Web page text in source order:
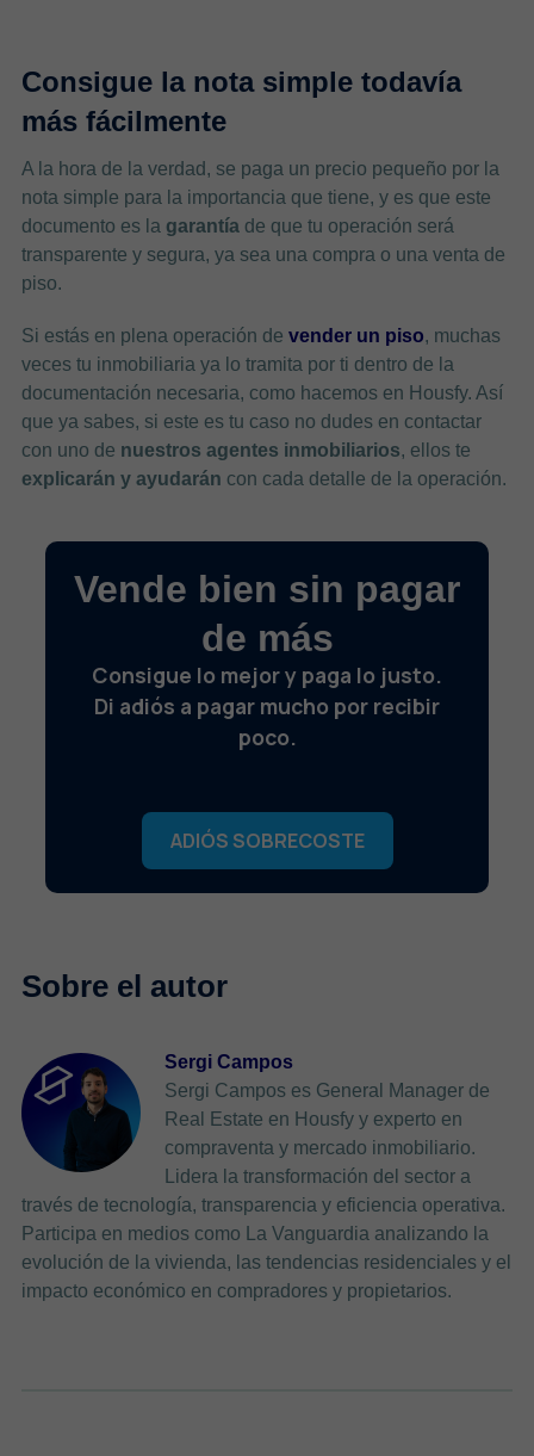
Consigue la nota simple todavía
más fácilmente
A la hora de la verdad, se paga un precio pequeño por la
nota simple para la importancia que tiene, y es que este
documento es la garantía de que tu operación será
transparente y segura, ya sea una compra o una venta de
piso.
Si estás en plena operación de vender un piso, muchas
veces tu inmobiliaria ya lo tramita por ti dentro de la
documentación necesaria, como hacemos en Housfy. Así
que ya sabes, si este es tu caso no dudes en contactar
con uno de nuestros agentes inmobiliarios, ellos te
explicarán y ayudarán con cada detalle de la operación.
Vende bien sin pagar
de más
Consigue lo mejor y paga lo justo.
Di adiós a pagar mucho por recibir
poco.
ADIÓS SOBRECOSTE
Sergi Campos
Sergi Campos es General Manager de
Real Estate en Housfy y experto en
compraventa y mercado inmobiliario.
Lidera la transformación del sector a
través de tecnología, transparencia y eficiencia operativa.
Participa en medios como La Vanguardia analizando la
evolución de la vivienda, las tendencias residenciales y el
impacto económico en compradores y propietarios.